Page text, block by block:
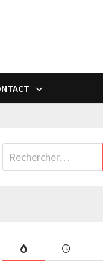
Rechercher :